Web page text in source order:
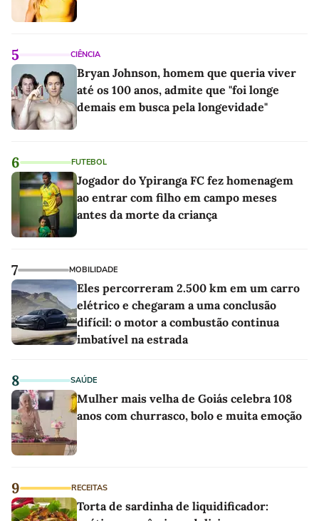
5 CIÊNCIA
Bryan Johnson, homem que queria viver
até os 100 anos, admite que "foi longe
demais em busca pela longevidade"
6 FUTEBOL
Jogador do Ypiranga FC fez homenagem
ao entrar com filho em campo meses
antes da morte da criança
7 MOBILIDADE
Eles percorreram 2.500 km em um carro
elétrico e chegaram a uma conclusão
difícil: o motor a combustão continua
imbatível na estrada
8 SAÚDE
Mulher mais velha de Goiás celebra 108
anos com churrasco, bolo e muita emoção
9 RECEITAS
Torta de sardinha de liquidificador: